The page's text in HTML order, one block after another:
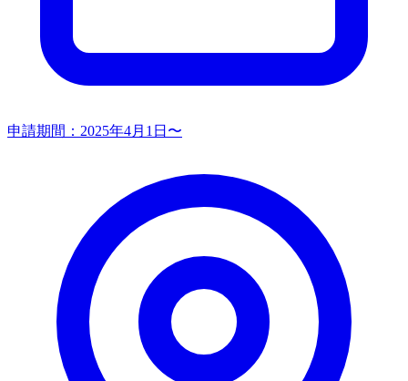
申請期間： 2025年4月1日〜